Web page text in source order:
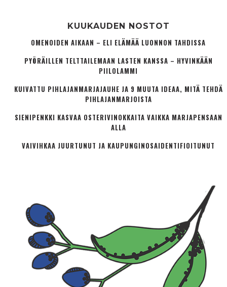
KUUKAUDEN NOSTOT
OMENOIDEN AIKAAN – ELI ELÄMÄÄ LUONNON TAHDISSA
PYÖRÄILLEN TELTTAILEMAAN LASTEN KANSSA – HYVINKÄÄN
PIILOLAMMI
KUIVATTU PIHLAJANMARJAJAUHE JA 9 MUUTA IDEAA, MITÄ TEHDÄ
PIHLAJANMARJOISTA
SIENIPENKKI KASVAA OSTERIVINOKKAITA VAIKKA MARJAPENSAAN
ALLA
VAIVIHKAA JUURTUNUT JA KAUPUNGINOSA­IDENTIFIOITUNUT